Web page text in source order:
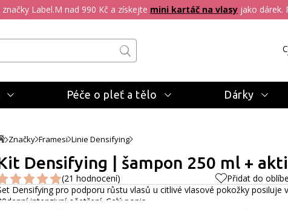
Label.M nad 990 Kč a získejte mini kartáč na vlasy jako dárek.
Péče o pleť a tělo Dárky
Značky Framesi Linie Densifying
Densifying | šampon 250 ml +
(21 hodnocení) Přidat do
Densifying pro podporu růstu vlasů u citlivé vlasové pokožky posiluje
intenzivní ošetření. Celý popis